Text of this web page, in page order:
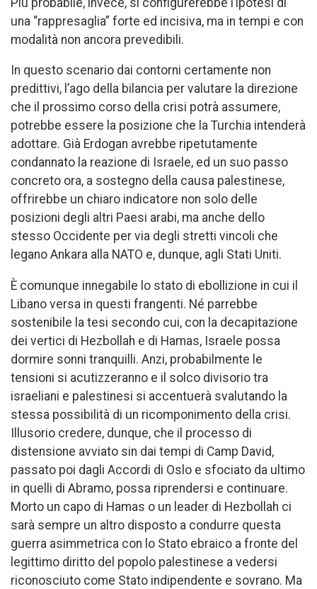
una “rappresaglia” forte ed incisiva, ma in tempi e con
modalità non ancora prevedibili.
In questo scenario dai contorni certamente non
predittivi, l’ago della bilancia per valutare la direzione
che il prossimo corso della crisi potrà assumere,
potrebbe essere la posizione che la Turchia intenderà
adottare. Già Erdogan avrebbe ripetutamente
condannato la reazione di Israele, ed un suo passo
concreto ora, a sostegno della causa palestinese,
offrirebbe un chiaro indicatore non solo delle
posizioni degli altri Paesi arabi, ma anche dello
stesso Occidente per via degli stretti vincoli che
legano Ankara alla NATO e, dunque, agli Stati Uniti.
È comunque innegabile lo stato di ebollizione in cui il
Libano versa in questi frangenti. Né parrebbe
sostenibile la tesi secondo cui, con la decapitazione
dei vertici di Hezbollah e di Hamas, Israele possa
dormire sonni tranquilli. Anzi, probabilmente le
tensioni si acutizzeranno e il solco divisorio tra
israeliani e palestinesi si accentuerà svalutando la
stessa possibilità di un ricomponimento della crisi.
Illusorio credere, dunque, che il processo di
distensione avviato sin dai tempi di Camp David,
passato poi dagli Accordi di Oslo e sfociato da ultimo
in quelli di Abramo, possa riprendersi e continuare.
Morto un capo di Hamas o un leader di Hezbollah ci
sarà sempre un altro disposto a condurre questa
guerra asimmetrica con lo Stato ebraico a fronte del
legittimo diritto del popolo palestinese a vedersi
riconosciuto come Stato indipendente e sovrano. Ma